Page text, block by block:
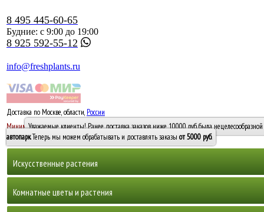
8 495 445-60-65
Будние: с 9:00 до 19:00
8 925 592-55-12
info@freshplants.ru
Доставка по Москве, области, России
Минимальный заказ -10 0005000 руб.
Уважаемые клиенты! Ранее доставка заказов ниже 10000 руб. была
автопарк. Теперь мы можем обрабатывать и доставлять заказы от 5000 руб.
Искусственные растения
Горшечные растения, кусты и мох
Комнатные цветы и растения